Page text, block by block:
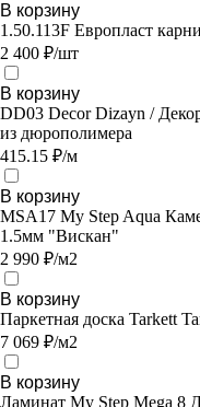
В корзину
1.50.113F Европласт
2 400 ₽/шт
В корзину
DD03 Decor Dizayn /
из дюрополимера
415.15 ₽/м
В корзину
MSA17 My Step Aqua
1.5мм "Вискан"
2 990 ₽/м2
В корзину
Паркетная доска Tarkett
7 069 ₽/м2
В корзину
Ламинат My Step Mega 8